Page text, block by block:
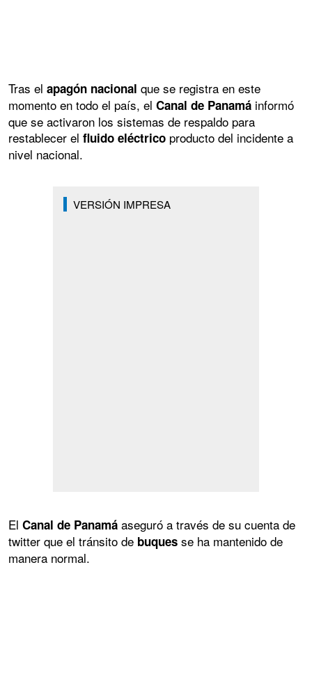
Tras el apagón nacional que se registra en este
momento en todo el país, el Canal de Panamá informó
que se activaron los sistemas de respaldo para
restablecer el fluido eléctrico producto del incidente a
nivel nacional.
VERSIÓN IMPRESA
El Canal de Panamá aseguró a través de su cuenta de
twitter que el tránsito de buques se ha mantenido de
manera normal.